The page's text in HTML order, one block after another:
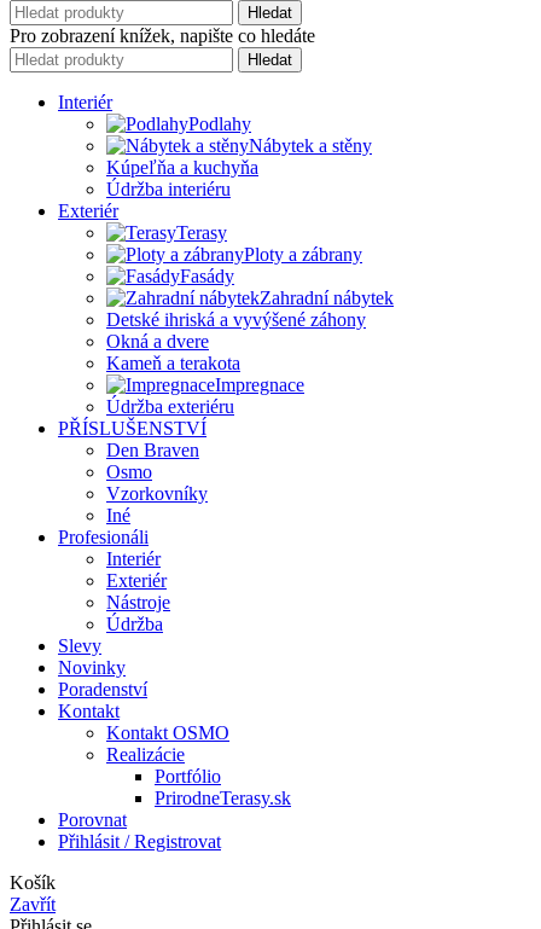
Hledat
Pro zobrazení knížek, napište co hledáte
Hledat
Interiér
Podlahy
Nábytek a stěny
Kúpeľňa a kuchyňa
Údržba interiéru
Exteriér
Terasy
Ploty a zábrany
Fasády
Zahradní nábytek
Detské ihriská a vyvýšené záhony
Okná a dvere
Kameň a terakota
Impregnace
Údržba exteriéru
PŘÍSLUŠENSTVÍ
Den Braven
Osmo
Vzorkovníky
Iné
Profesionáli
Interiér
Exteriér
Nástroje
Údržba
Slevy
Novinky
Poradenství
Kontakt
Kontakt OSMO
Realizácie
Portfólio
PrirodneTerasy.sk
Porovnat
Přihlásit / Registrovat
Košík
Zavřít